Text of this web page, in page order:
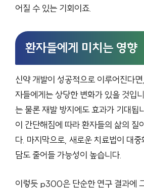
어질 수 있는 기회이죠.
환자들에게 미치는 영향
신약 개발이 성공적으로 이루어진다
자들에게는 상당한 변화가 있을 것입
는 물론 재발 방지에도 효과가 기대됩
이 간단해짐에 따라 환자들의 삶의 질
다. 마지막으로, 새로운 치료법이 대
담도 줄어들 가능성이 높습니다.
이렇듯 p300은 단순한 연구 결과에